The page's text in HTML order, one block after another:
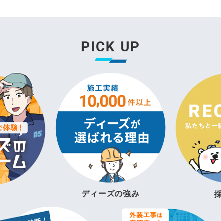
PICK UP
ディーズの強み